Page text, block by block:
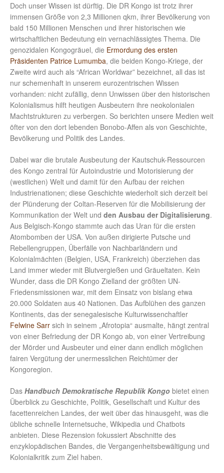
Doch unser Wissen ist dürftig. Die DR Kongo ist trotz ihrer
immensen Größe von 2,3 Millionen qkm, ihrer Bevölkerung von
bald 150 Millionen Menschen und ihrer historischen wie
wirtschaftlichen Bedeutung ein vernachlässigtes Thema. Die
genozidalen Kongogräuel, die Ermordung des ersten
Präsidenten Patrice Lumumba, die beiden Kongo-Kriege, der
Zweite wird auch als “African Worldwar” bezeichnet, all das ist
nur schemenhaft in unserem eurozentrischen Wissen
vorhanden: nicht zufällig, denn Unwissen über den historischen
Kolonialismus hilft heutigen Ausbeutern ihre neokolonialen
Machtstrukturen zu verbergen. So berichten unsere Medien weit
öfter von den dort lebenden Bonobo-Affen als von Geschichte,
Bevölkerung und Politik des Landes.
Dabei war die brutale Ausbeutung der Kautschuk-Ressourcen
des Kongo zentral für Autoindustrie und Motorisierung der
(westlichen) Welt und damit für den Aufbau der reichen
Industrienationen; diese Geschichte wiederholt sich derzeit bei
der Plünderung der Coltan-Reserven für die Mobilisierung der
Kommunikation der Welt und den Ausbau der Digitalisierung.
Aus Belgisch-Kongo stammte auch das Uran für die ersten
Atombomben der USA. Von außen dirigierte Putsche und
Rebellengruppen, Überfälle von Nachbarländern und
Kolonialmächten (Belgien, USA, Frankreich) überziehen das
Land immer wieder mit Blutvergießen und Gräueltaten. Kein
Wunder, dass die DR Kongo Zielland der größten UN-
Friedensmissionen war, mit dem Einsatz von bislang etwa
20.000 Soldaten aus 40 Nationen. Das Aufblühen des ganzen
Kontinents, das der senegalesische Kulturwissenchaftler
Felwine Sarr sich in seinem „Afrotopia“ ausmalte, hängt zentral
von einer Befriedung der DR Kongo ab, von einer Vertreibung
der Mörder und Ausbeuter und einer dann endlich möglichen
fairen Vergütung der unermesslichen Reichtümer der
Kongoregion.
Das Handbuch Demokratische Republik Kongo bietet einen
Überblick zu Geschichte, Politik, Gesellschaft und Kultur des
facettenreichen Landes, der weit über das hinausgeht, was die
übliche schnelle Internetsuche, Wikipedia und Chatbots
anbieten. Diese Rezension fokussiert Abschnitte des
enzyklopädischen Bandes, die Vergangenheitsbewältigung und
Kolonialkritik zum Ziel haben.